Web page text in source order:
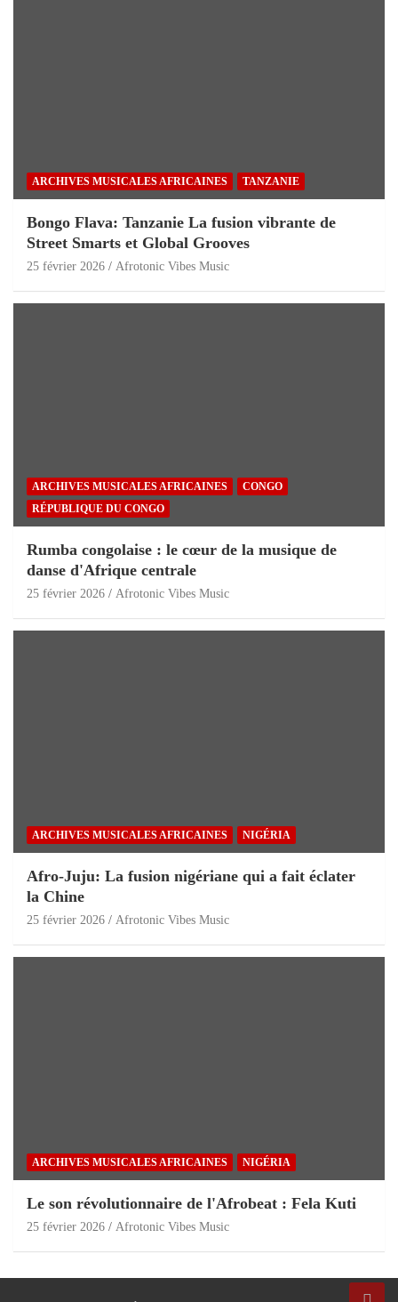
ARCHIVES MUSICALES AFRICAINES TANZANIE
Bongo Flava: Tanzanie La fusion vibrante de
Street Smarts et Global Grooves
25 février 2026 Afrotonic Vibes Music
ARCHIVES MUSICALES AFRICAINES
CONGO
RÉPUBLIQUE DU CONGO
Rumba congolaise : le cœur de la musique de
danse d'Afrique centrale
25 février 2026 Afrotonic Vibes Music
ARCHIVES MUSICALES AFRICAINES NIGÉRIA
Afro-Juju: La fusion nigériane qui a fait éclater
la Chine
25 février 2026 Afrotonic Vibes Music
ARCHIVES MUSICALES AFRICAINES NIGÉRIA
Le son révolutionnaire de l'Afrobeat : Fela Kuti
25 février 2026 Afrotonic Vibes Music